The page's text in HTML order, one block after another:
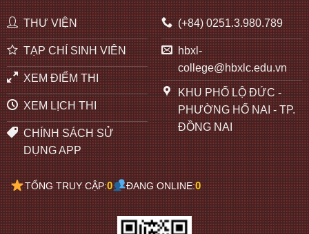
THƯ VIỆN
TẠP CHÍ SINH VIÊN
XEM ĐIỂM THI
XEM LỊCH THI
CHÍNH SÁCH SỬ
DỤNG APP
(+84) 0251.3.980.789
hbxl-
college@hbxlc.edu.vn
KHU PHỐ LỘ ĐỨC -
PHƯỜNG HỐ NAI - TP.
ĐỒNG NAI
TỔNG TRUY CẬP:0 ĐANG ONLINE:0